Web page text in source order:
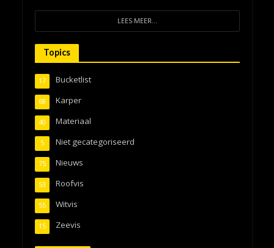
LEES MEER...
Topics
Bucketlist
17
Karper
68
Materiaal
40
Niet gecategoriseerd
5
Nieuws
75
Roofvis
53
Witvis
55
Zeevis
15